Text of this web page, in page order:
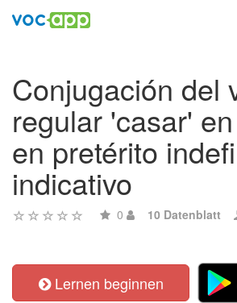
Conjugación del
regular 'casar'
en pretérito
indicativo
0 10 Datenblatt
Lernen beginnen